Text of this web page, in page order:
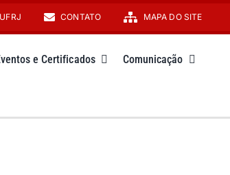
CONTATO MAPA DO SITE
e Certificados Comunicação